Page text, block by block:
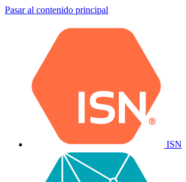
Pasar al contenido principal
ISN